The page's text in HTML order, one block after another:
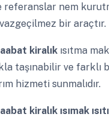
referanslar nem
bir araçtır.
kiralık ısıtma
taşınabilir ve
hizmeti sunmalıdır.
kiralık ısımak